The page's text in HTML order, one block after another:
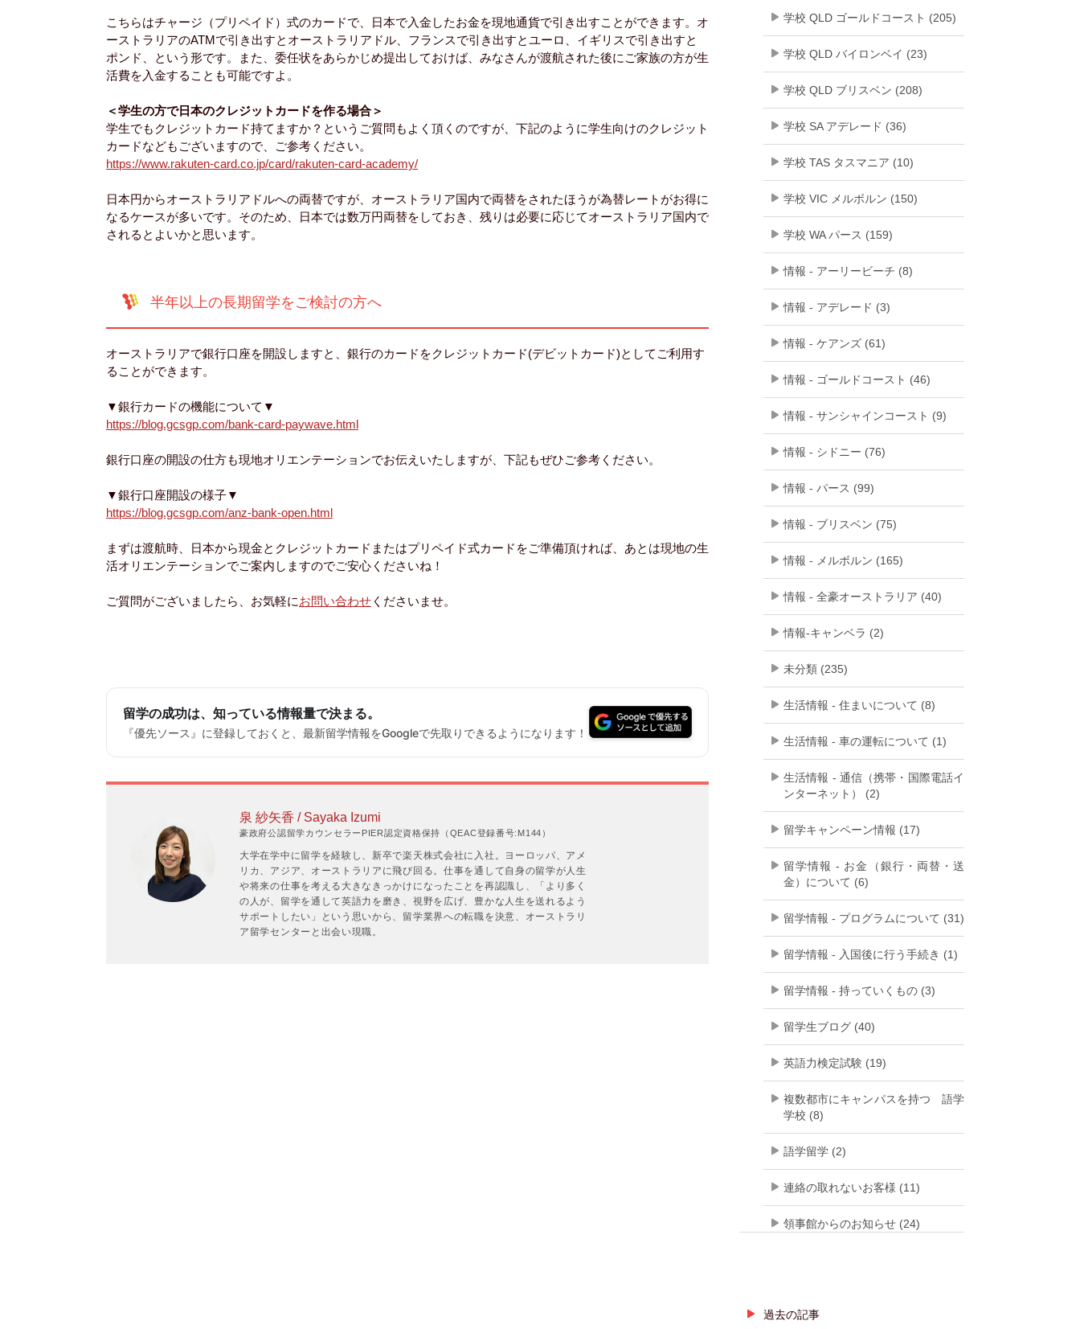
こちらはチャージ（プリペイド）式のカードで、日本で入金したお金を現地通貨で引き出すことができます。オ
ーストラリアのATMで引き出すとオーストラリアドル、フランスで引き出すとユーロ、イギリスで引き出すと
ポンド、という形です。また、委任状をあらかじめ提出しておけば、みなさんが渡航された後にご家族の方が生
活費を入金することも可能ですよ。
＜学生の方で日本のクレジットカードを作る場合＞
学生でもクレジットカード持てますか？というご質問もよく頂くのですが、下記のように学生向けのクレジット
カードなどもございますので、ご参考ください。
https://www.rakuten-card.co.jp/card/rakuten-card-academy/
日本円からオーストラリアドルへの両替ですが、オーストラリア国内で両替をされたほうが為替レートがお得に
なるケースが多いです。そのため、日本では数万円両替をしておき、残りは必要に応じてオーストラリア国内で
されるとよいかと思います。
半年以上の長期留学をご検討の方へ
オーストラリアで銀行口座を開設しますと、銀行のカードをクレジットカード(デビットカード)としてご利用す
ることができます。
▼銀行カードの機能について▼
https://blog.gcsgp.com/bank-card-paywave.html
銀行口座の開設の仕方も現地オリエンテーションでお伝えいたしますが、下記もぜひご参考ください。
▼銀行口座開設の様子▼
https://blog.gcsgp.com/anz-bank-open.html
まずは渡航時、日本から現金とクレジットカードまたはプリペイド式カードをご準備頂ければ、あとは現地の生
活オリエンテーションでご案内しますのでご安心くださいね！
ご質問がございましたら、お気軽にお問い合わせ くださいませ。
留学の成功は、知っている情報量で決まる。
『優先ソース』に登録しておくと、最新留学情報をGoogleで先取りできるようになります！
泉 紗矢香 / Sayaka Izumi
豪政府公認留学カウンセラーPIER認定資格保持（QEAC登録番号:M144）
大学在学中に留学を経験し、新卒で楽天株式会社に入社。ヨーロッパ、アメ
リカ、アジア、オーストラリアに飛び回る。仕事を通して自身の留学が人生
や将来の仕事を考える大きなきっかけになったことを再認識し、「より多く
の人が、留学を通して英語力を磨き、視野を広げ、豊かな人生を送れるよう
サポートしたい」という思いから、留学業界への転職を決意、オーストラリ
ア留学センターと出会い現職。
学校 QLD ゴールドコースト (205)
学校 QLD バイロンベイ (23)
学校 QLD ブリスベン (208)
学校 SA アデレード (36)
学校 TAS タスマニア (10)
学校 VIC メルボルン (150)
学校 WA パース (159)
情報 - アーリービーチ (8)
情報 - アデレード (3)
情報 - ケアンズ (61)
情報 - ゴールドコースト (46)
情報 - サンシャインコースト (9)
情報 - シドニー (76)
情報 - パース (99)
情報 - ブリスベン (75)
情報 - メルボルン (165)
情報 - 全豪オーストラリア (40)
情報-キャンベラ (2)
未分類 (235)
生活情報 - 住まいについて (8)
生活情報 - 車の運転について (1)
生活情報 - 通信（携帯・国際電話イ
ンターネット） (2)
留学キャンペーン情報 (17)
留学情報 - お金（銀行・両替・送
金）について (6)
留学情報 - プログラムについて (31)
留学情報 - 入国後に行う手続き (1)
留学情報 - 持っていくもの (3)
留学生ブログ (40)
英語力検定試験 (19)
複数都市にキャンパスを持つ 語学
学校 (8)
語学留学 (2)
連絡の取れないお客様 (11)
領事館からのお知らせ (24)
過去の記事